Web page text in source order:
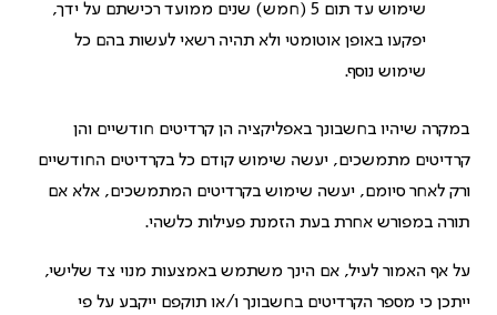
שימוש עד תום 5 (חמש) שנים ממועד רכישתם על ידך,
יפקעו באופן אוטומטי ולא תהיה רשאי לעשות בהם כל
שימוש נוסף.
במקרה שיהיו בחשבונך באפליקציה הן קרדיטים חודשיים והן
קרדיטים מתמשכים, יעשה שימוש קודם כל בקרדיטים החודשיים
ורק לאחר סיומם, יעשה שימוש בקרדיטים המתמשכים, אלא אם
תורה במפורש אחרת בעת הזמנת פעילות כלשהי.
על אף האמור לעיל, אם הינך משתמש באמצעות מנוי צד שלישי,
ייתכן כי מספר הקרדיטים בחשבונך ו/או תוקפם ייקבע על פי